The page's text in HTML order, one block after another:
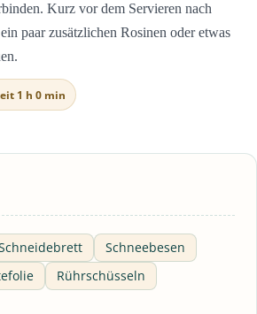
Kurz vor dem Servieren nach
paar zusätzlichen Rosinen oder etwas
1 h 0 min
Schneebesen
Rührschüsseln